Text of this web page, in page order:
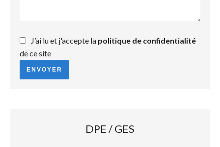
J’ai lu et j'accepte la politique de confidentialité
de ce site
ENVOYER
DPE / GES